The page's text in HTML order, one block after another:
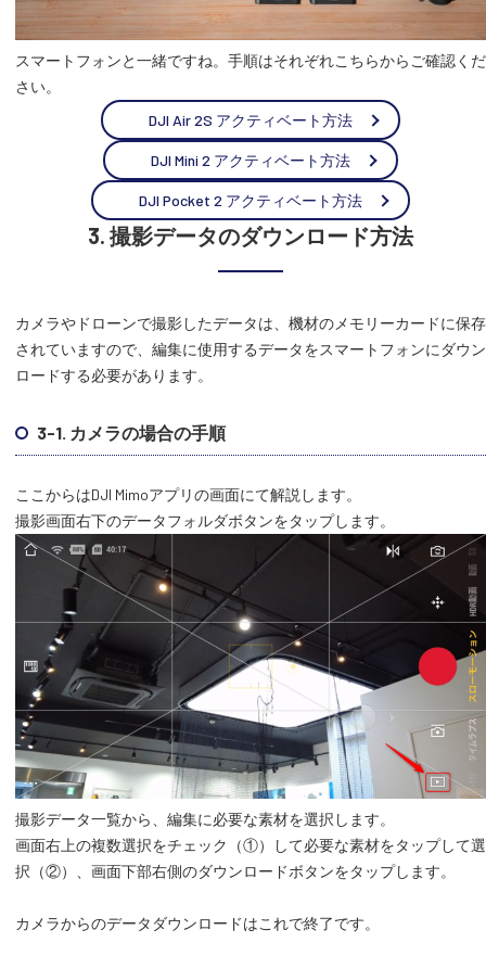
スマートフォンと一緒ですね。手順はそれぞれこちらからご確認くだ
さい。
DJI Air 2S アクティベート方法
DJI Mini 2 アクティベート方法
DJI Pocket 2 アクティベート方法
3. 撮影データのダウンロード方法
カメラやドローンで撮影したデータは、機材のメモリーカードに保存
されていますので、編集に使用するデータをスマートフォンにダウン
ロードする必要があります。
3-1. カメラの場合の手順
ここからはDJI Mimoアプリの画面にて解説します。
撮影画面右下のデータフォルダボタンをタップします。
撮影データ一覧から、編集に必要な素材を選択します。
画面右上の複数選択をチェック（①）して必要な素材をタップして選
択（②）、画面下部右側のダウンロードボタンをタップします。
カメラからのデータダウンロードはこれで終了です。